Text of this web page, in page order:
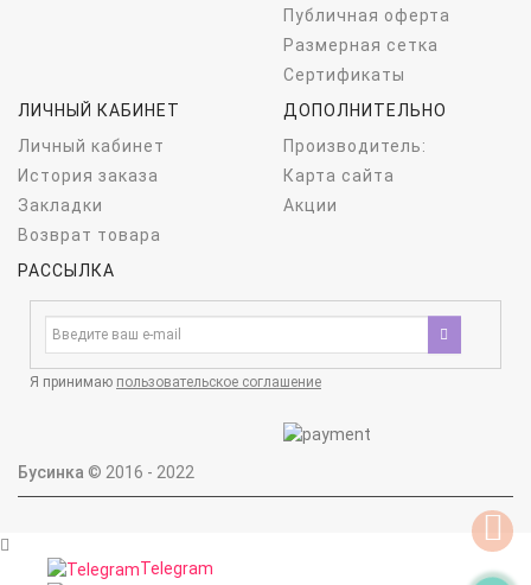
Публичная оферта
Размерная сетка
Сертификаты
ЛИЧНЫЙ КАБИНЕТ
Личный кабинет
История заказа
Закладки
Возврат товара
ДОПОЛНИТЕЛЬНО
Производитель:
Карта сайта
Акции
РАССЫЛКА
Я принимаю пользовательское соглашение
Бусинка © 2016 - 2022
Telegram